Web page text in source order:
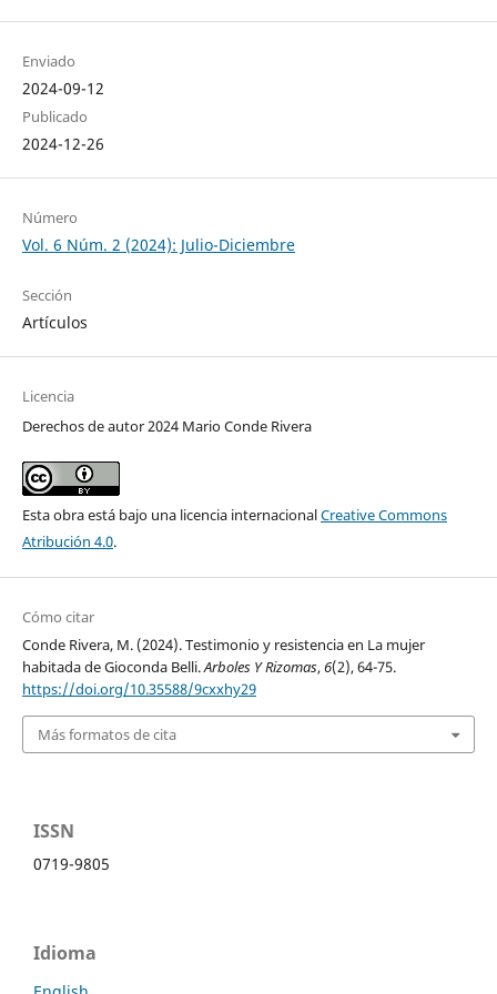
Enviado
2024-09-12
Publicado
2024-12-26
Número
Vol. 6 Núm. 2 (2024): Julio-Diciembre
Sección
Artículos
Licencia
Derechos de autor 2024 Mario Conde Rivera
Esta obra está bajo una licencia internacionalCreative Commons
Atribución 4.0.
Cómo citar
Conde Rivera, M. (2024). Testimonio y resistencia en La mujer
habitada de Gioconda Belli.Arboles Y Rizomas,6(2), 64-75.
https://doi.org/10.35588/9cxxhy29
Más formatos de cita
ISSN
0719-9805
Idioma